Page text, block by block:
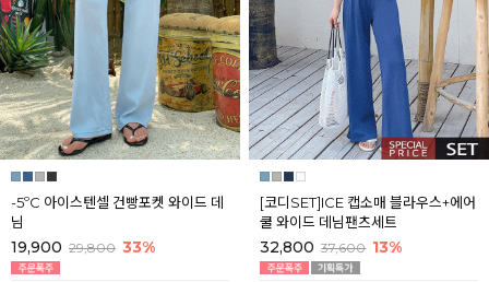
-5ºC 아이스텐셀 건빵포켓 와이드 데
님
19,900 29,800 33%
[코디SET]ICE 캡소매 블라우스+에어
쿨 와이드 데님팬츠세트
32,800 37,600 13%